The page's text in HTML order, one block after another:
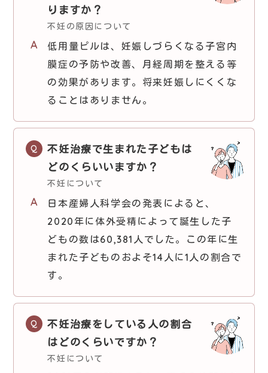
りますか？
不妊の原因について
低用量ピルは、妊娠しづらくなる子宮内
膜症の予防や改善、月経周期を整える等
の効果があります。将来妊娠しにくくな
ることはありません。
不妊治療で生まれた子どもは
どのくらいいますか？
不妊について
日本産婦人科学会の発表によると、
2020年に体外受精によって誕生した子
どもの数は60,381人でした。この年に生
まれた子どものおよそ14人に1人の割合で
す。
不妊治療をしている人の割合
はどのくらいですか？
不妊について